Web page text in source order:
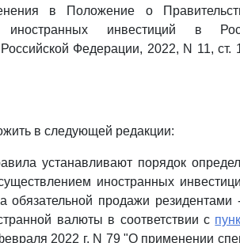
в Положение о
иностранных инвестиций в
Российской Федерации, 2022, N 11,
в следующей редакции:
устанавливают порядок
иностранных
обязательной продажи резидентами
валюты в соответствии с
2022 г. N 79 "О применении